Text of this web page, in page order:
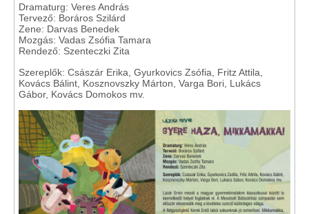
Dramaturg: Veres András
Tervező: Boráros Szilárd
Zene: Darvas Benedek
Mozgás: Vadas Zsófia Tamara
Rendező: Szenteczki Zita
Szereplők: Császár Erika, Gyurkovics Zsófia, Fritz Attila,
Kovács Bálint, Kosznovszky Márton, Varga Bori, Lukács
Gábor, Kovács Domokos mv.